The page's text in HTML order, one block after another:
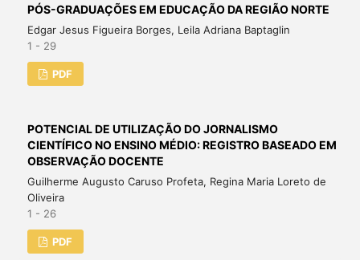
PÓS-GRADUAÇÕES EM EDUCAÇÃO DA REGIÃO NORTE
Edgar Jesus Figueira Borges, Leila Adriana Baptaglin
1 - 29
PDF
POTENCIAL DE UTILIZAÇÃO DO JORNALISMO
CIENTÍFICO NO ENSINO MÉDIO: REGISTRO BASEADO EM
OBSERVAÇÃO DOCENTE
Guilherme Augusto Caruso Profeta, Regina Maria Loreto de
Oliveira
1 - 26
PDF